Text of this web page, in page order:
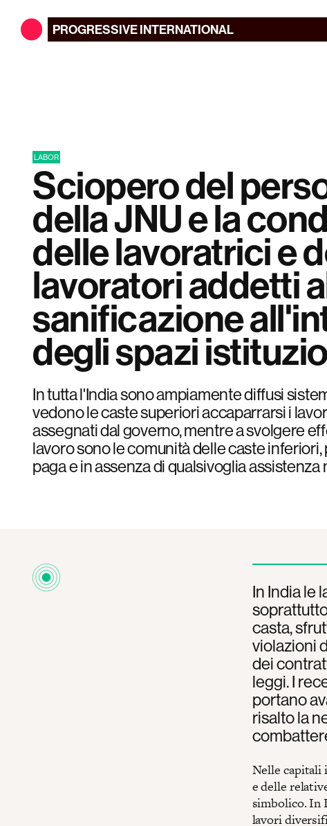
PROGRESSIVEINTERNATIONAL
LABOR
Sciopero del
della JNU e la
delle lavoratrici e
lavoratori addetti
sanificazione
degli spazi
In tutta l'India sono ampiamente diffusi
vedono le caste superiori accaparrarsi i
assegnati dal governo, mentre a svolgere
lavoro sono le comunità delle caste inferiori,
paga e in assenza di qualsivoglia assistenza
In India le
casta,
violazioni
dei
leggi. I
portano
risalto la
Nelle capitali
e delle
simbolico. In
lavori